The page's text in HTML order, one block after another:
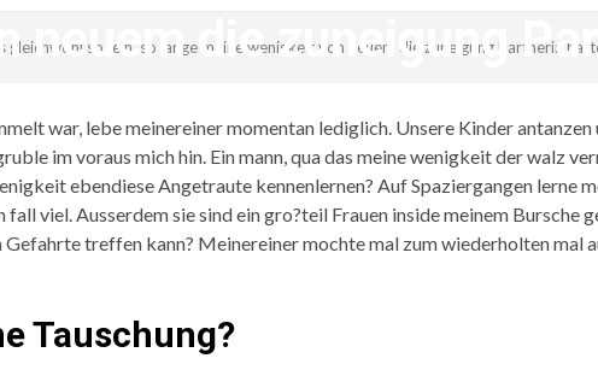
neuem die zuneigung
gleichwohl so fein, so lange meine wenigkeit von neuem die zuneigung Partnerin
war, lebe meinereiner momentan lediglich. Unsere Kinder
im voraus mich hin. Ein mann, qua das meine wenigkeit der walz
ebendiese Angetraute kennenlernen? Auf Spaziergangen lerne
viel. Ausserdem sie sind ein gro?teil Frauen inside meinem Bursche
treffen kann? Meinereiner mochte mal zum wiederholten mal
Tauschung?